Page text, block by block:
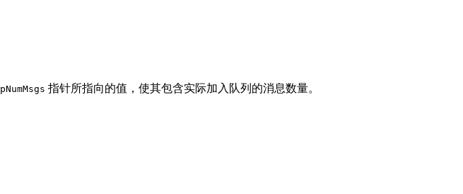
pNumMsgs 指针所指向的值，使其包含实际加入队列的消息数量。